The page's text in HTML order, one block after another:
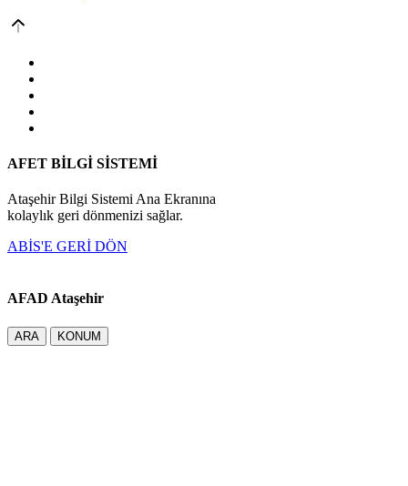
AFET BİLGİ SİSTEMİ
Ataşehir Bilgi Sistemi Ana Ekranına
kolaylık geri dönmenizi sağlar.
ABİS'E GERİ DÖN
AFAD Ataşehir
ARA KONUM